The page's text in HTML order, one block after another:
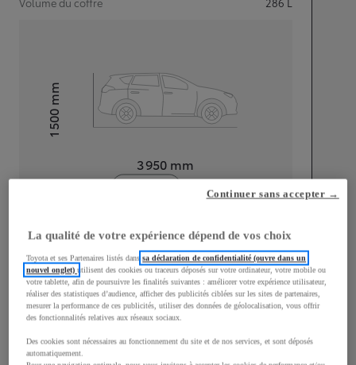
Volume du coffre
286 L
Longueur
3 950mm
Hauteur1 500
mm
Largeur
1 745mm
Consommation mixte
La qualité de votre expérience dépend de vos choix
Toyota et ses Partenaires listés danssa déclaration de confidentialité (ouvre dans un
nouvel onglet)utilisent des cookies ou traceurs déposés sur votre ordinateur, votre mobile ou
votre tablette, afin de poursuivre les finalités suivantes : améliorer votre expérience utilisateur,
réaliser des statistiques d’audience, afficher des publicités ciblées sur les sites de partenaires,
mesurer la performance de ces publicités, utiliser des données de géolocalisation, vous offrir
des fonctionnalités relatives aux réseaux sociaux.
Des cookies sont nécessaires au fonctionnement du site et de nos services, et sont déposés
automatiquement.
Continuer sans accepter →